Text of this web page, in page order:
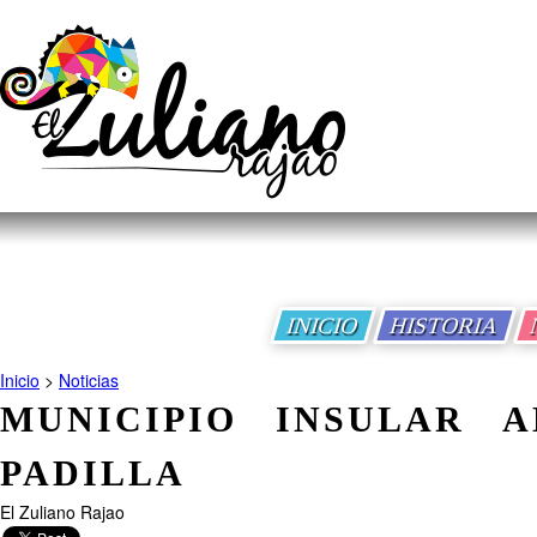
INICIO HISTORIA
Inicio > Noticias
MUNICIPIO INSULAR
PADILLA
El Zuliano Rajao